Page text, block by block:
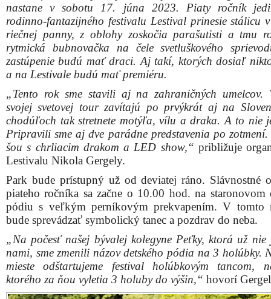
nastane v sobotu 17. júna 2023. Piaty ročník
rodinno-fantazijného festivalu Lestival prinesie stálicu
riečnej panny, z oblohy zoskočia parašutisti a tmu
rytmická bubnovačka na čele svetluškového
zastúpenie budú mať draci. Aj takí, ktorých dosiaľ
a na Lestivale budú mať premiéru.
„Tento rok sme stavili aj na zahraničných umelcov.
svojej svetovej tour zavítajú po prvýkrát aj na
chodúľoch tak stretnete motýľa, vílu a draka. A to nie
Pripravili sme aj dve parádne predstavenia po
šou s chrliacim drakom a LED show,“ približuje
Lestivalu Nikola Gergely.
Park bude prístupný už od deviatej ráno. Slávnostné
piateho ročníka sa začne o 10.00 hod. na staronovom
pódiu s veľkým perníkovým prekvapením. V tomto
bude sprevádzať symbolický tanec a pozdrav do neba.
„Na počesť našej bývalej kolegyne Peťky, ktorá už nie
nami, sme zmenili názov detského pódia na 3 holúbky.
mieste odštartujeme festival holúbkovým tancom,
ktorého za ňou vyletia 3 holuby do výšin,“ hovorí